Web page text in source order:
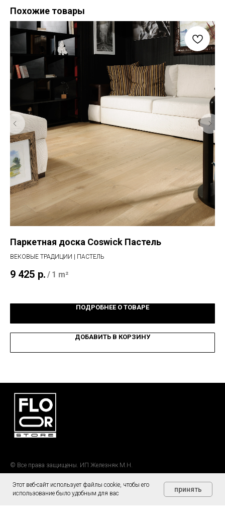
Похожие товары
Паркетная доска Coswick Пастель
ВЕКОВЫЕ ТРАДИЦИИ | ПАСТЕЛЬ
9 425 р. / 1 m²
ПОДРОБНЕЕ О ТОВАРЕ
ДОБАВИТЬ В КОРЗИНУ
© Все права защищены. ИП Железняк М.Н.
Каталог
Этот веб-сайт использует файлы cookie, чтобы его
использование было удобным для вас
принять